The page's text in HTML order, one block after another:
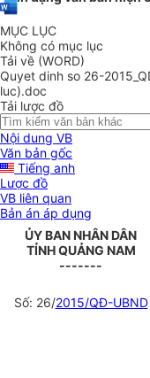
MỤC LỤC
Không có mục lục
Tải về (WORD)
Quyet dinh so 26-
luc).doc
Tải lược đồ
Nội dung VB
Văn bản gốc
Tiếng anh
Lược đồ
VB liên quan
Bản án áp dụng
ỦY BAN NHÂN DÂN
TỈNH QUẢNG NAM
-------
Số: 26/2015/QĐ-UBND